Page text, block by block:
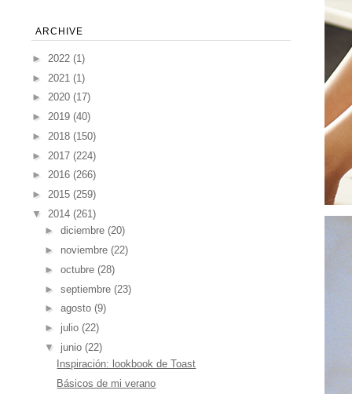
ARCHIVE
► 2022 (1)
► 2021 (1)
► 2020 (17)
► 2019 (40)
► 2018 (150)
► 2017 (224)
► 2016 (266)
► 2015 (259)
▼ 2014 (261)
► diciembre (20)
► noviembre (22)
► octubre (28)
► septiembre (23)
► agosto (9)
► julio (22)
▼ junio (22)
Inspiración: lookbook de Toast
Básicos de mi verano